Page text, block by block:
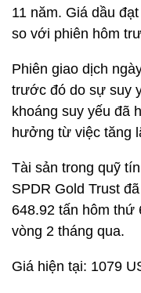
11 năm. Giá dầu
so với phiên hôm
Phiên giao dịch
trước đó do sự suy
khoáng suy yếu đã
hưởng từ việc tăng
Tài sản trong quỹ
SPDR Gold Trust
648.92 tấn hôm thứ
vòng 2 tháng qua.
Giá hiện tại: 1079